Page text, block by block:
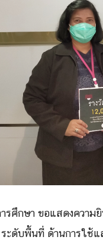
รศึกษา ขอแสดงความ
ะดับพื้นที่ ด้านการใช้แ